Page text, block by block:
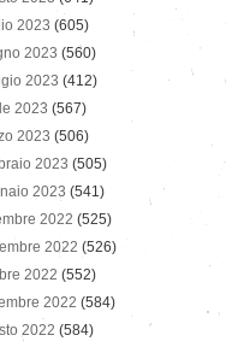
2023 (605)
2023 (560)
2023 (412)
2023 (567)
2023 (506)
2023 (505)
2023 (541)
2022 (525)
2022 (526)
2022 (552)
2022 (584)
2022 (584)